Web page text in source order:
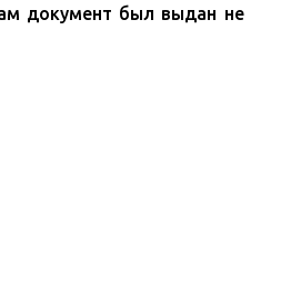
документ был выдан не